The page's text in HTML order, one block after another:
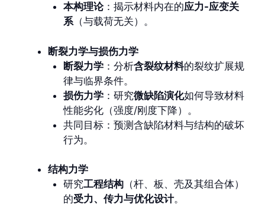
本构理论：揭示材料内在的应力-应变关
系（与载荷无关）。
断裂力学与损伤力学
断裂力学：分析含裂纹材料的裂纹扩展规
律与临界条件。
损伤力学：研究微缺陷演化如何导致材料
性能劣化（强度/刚度下降）。
共同目标：预测含缺陷材料与结构的破坏
行为。
结构力学
研究工程结构（杆、板、壳及其组合体）
的受力、传力与优化设计。